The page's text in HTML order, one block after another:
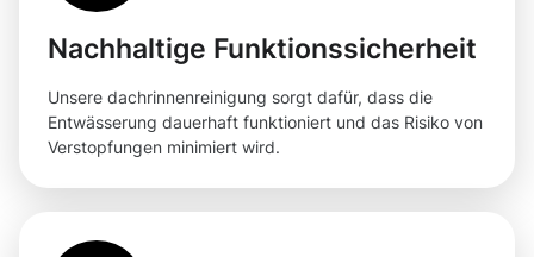
Nachhaltige Funktionssicherheit
Unsere dachrinnenreinigung sorgt dafür, dass die
Entwässerung dauerhaft funktioniert und das Risiko von
Verstopfungen minimiert wird.